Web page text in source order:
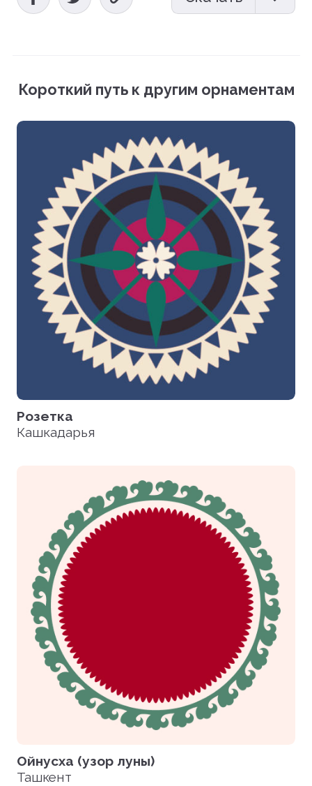
Фотографии (PNG)
Загрузить все файлы
Короткий путь к другим орнаментам
Розетка
Кашкадарья
Ойнусха (узор луны)
Ташкент